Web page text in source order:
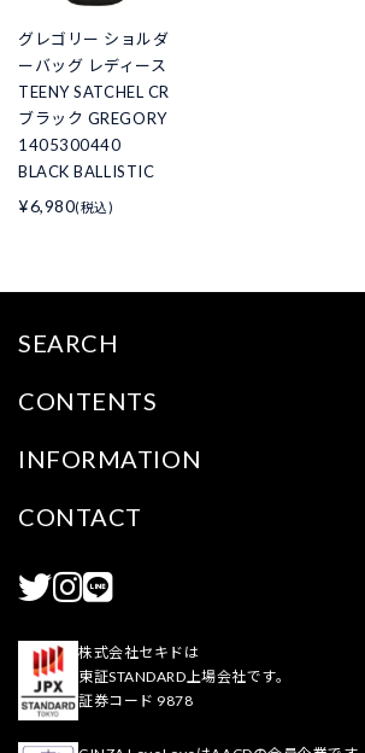
グレゴリー ショルダ
ーバッグ レディース
TEENY SATCHEL CR
ブラック GREGORY
1405300440
BLACK BALLISTIC
¥6,980(税込)
SEARCH
CONTENTS
INFORMATION
CONTACT
株式会社セキドは
東証STANDARD上場会社です。
証券コード 9878